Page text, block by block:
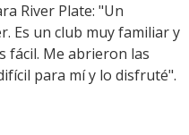
River Plate: "Un
Es un club muy familiar y
fácil. Me abrieron las
para mí y lo disfruté".